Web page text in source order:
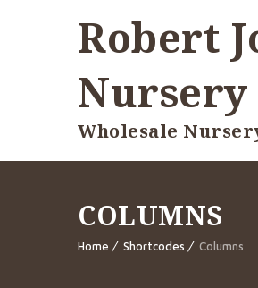
Robert
Nursery
Wholesale
COLUMNS
Home Shortcodes Columns